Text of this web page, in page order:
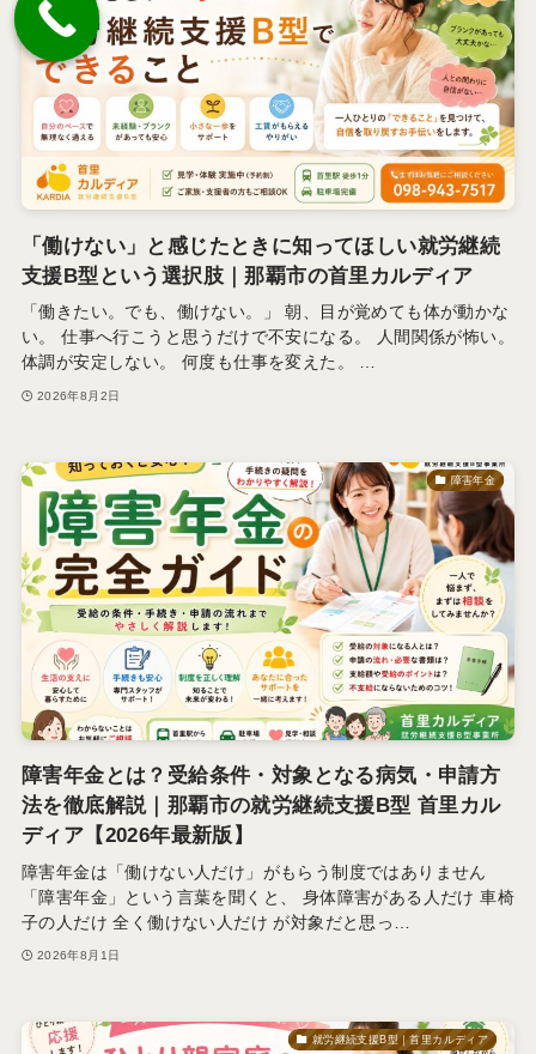
「働けない」と感じたときに知ってほしい就労継続
支援B型という選択肢｜那覇市の首里カルディア
「働きたい。でも、働けない。」 朝、目が覚めても体が動かな
い。 仕事へ行こうと思うだけで不安になる。 人間関係が怖い。
体調が安定しない。 何度も仕事を変えた。 …
2026年8月2日
障害年金
障害年金とは？受給条件・対象となる病気・申請方
法を徹底解説｜那覇市の就労継続支援B型 首里カル
ディア【2026年最新版】
障害年金は「働けない人だけ」がもらう制度ではありません
「障害年金」という言葉を聞くと、 身体障害がある人だけ 車椅
子の人だけ 全く働けない人だけ が対象だと思っ…
2026年8月1日
就労継続支援B型｜首里カルディア